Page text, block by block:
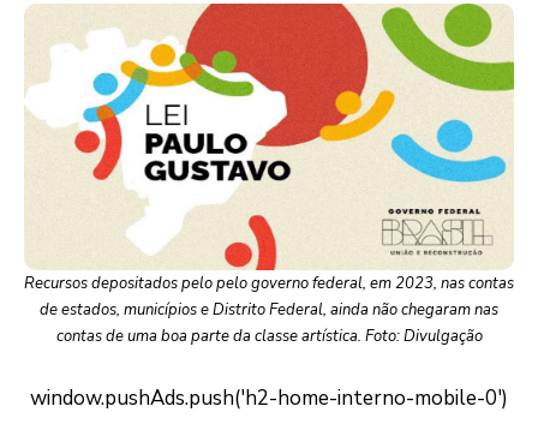
Recursos depositados pelo pelo governo federal, em 2023, nas contas
de estados, municípios e Distrito Federal, ainda não chegaram nas
contas de uma boa parte da classe artística. Foto: Divulgação